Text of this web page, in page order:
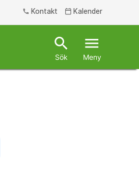
phone Kontakt calendar_today Kalender
search
Sök
menu
Meny